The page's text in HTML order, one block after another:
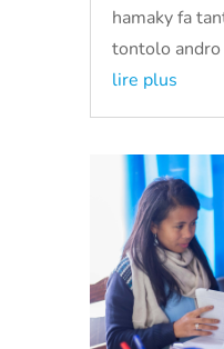
hamaky fa
tontolo
lire plus